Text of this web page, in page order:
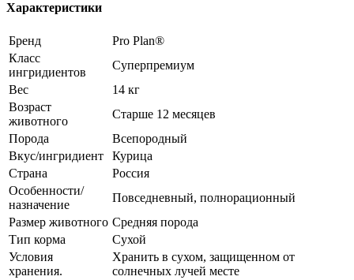
Характеристики
Бренд
Pro Plan®
Класс
ингридиентов
Суперпремиум
Вес
14 кг
Возраст
животного
Старше 12 месяцев
Порода
Всепородный
Вкус/ингридиент
Курица
Страна
Россия
Особенности/
назначение
Повседневный, полнорационный
Размер животного Средняя порода
Тип корма
Сухой
Условия
хранения.
Хранить в сухом, защищенном от
солнечных лучей месте